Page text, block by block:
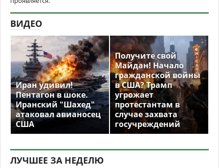
ВИДЕО
Иран удивил!
Пентагон в шоке.
Иранский "Шахед"
атаковал авианосец
США
Получите свой
Майдан! Начало
гражданской войны
в США? Трамп
угрожает
протестантам в
случае захвата
госучреждений
ЛУЧШЕЕ ЗА НЕДЕЛЮ